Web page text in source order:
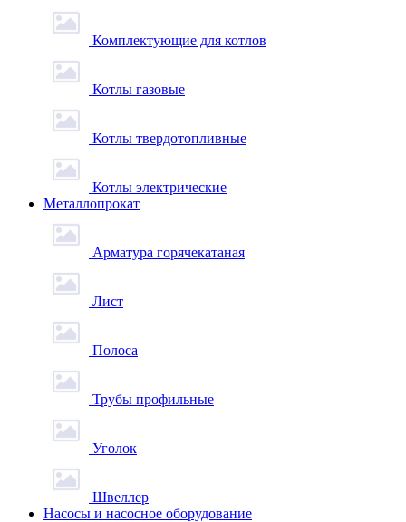
Комплектующие для котлов
Котлы газовые
Котлы твердотопливные
Котлы электрические
Металлопрокат
Арматура горячекатаная
Лист
Полоса
Трубы профильные
Уголок
Швеллер
Насосы и насосное оборудование